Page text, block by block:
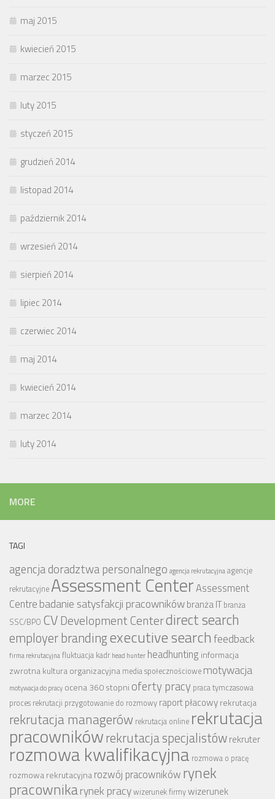
maj 2015
kwiecień 2015
marzec 2015
luty 2015
styczeń 2015
grudzień 2014
listopad 2014
październik 2014
wrzesień 2014
sierpień 2014
lipiec 2014
czerwiec 2014
maj 2014
kwiecień 2014
marzec 2014
luty 2014
MORE
TAGI
agencja doradztwa personalnego agencja rekrutacyjnaagencje
rekrutacyjne Assessment CenterAssessment
Centre badanie satysfakcji pracownikówbranża IT branża
SSC/BPO CV Development Centerdirect search
employer brandingexecutive searchfeedback
firma rekrutacyjnafluktuacja kadr head hunter headhunting informacja
zwrotnakultura organizacyjna media społecznościowe motywacja
motywacja do pracy ocena 360 stopni oferty pracy praca tymczasowa
proces rekrutacji przygotowanie do rozmowy raport płacowyrekrutacja
rekrutacja managerów rekrutacja online rekrutacja
pracownikówrekrutacja specjalistówrekruter
rozmowa kwalifikacyjna rozmowa o pracę
rozmowa rekrutacyjnarozwój pracowników rynek
pracownikarynek pracywizerunek firmywizerunek